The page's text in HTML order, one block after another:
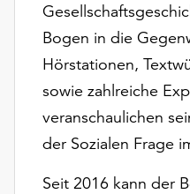
Möchten
verwendeten
anpassen,
erreichen
Bogen in die
Hörstationen,
sowie zahlreiche
veranschaulichen
der Sozialen Frage
Seit 2016 kann der